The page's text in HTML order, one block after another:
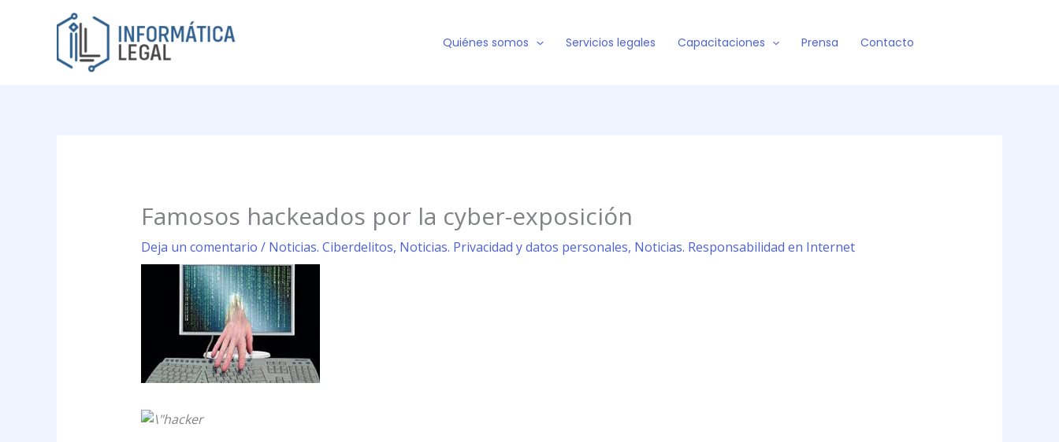
Quiénes somos Servicios legales Capacitaciones Prensa Contacto
Famosos hackeados por la cyber-exposición
Deja un comentario / Noticias. Ciberdelitos, Noticias. Privacidad y datos personales, Noticias. Responsabilidad en Internet